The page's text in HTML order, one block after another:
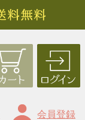
会員登録